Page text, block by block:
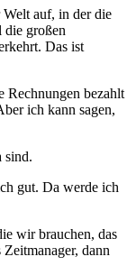
auf, in der die
die großen
Das ist
bezahlt
ich kann sagen,
sind.
gut. Da werde ich
wir brauchen, das
dann